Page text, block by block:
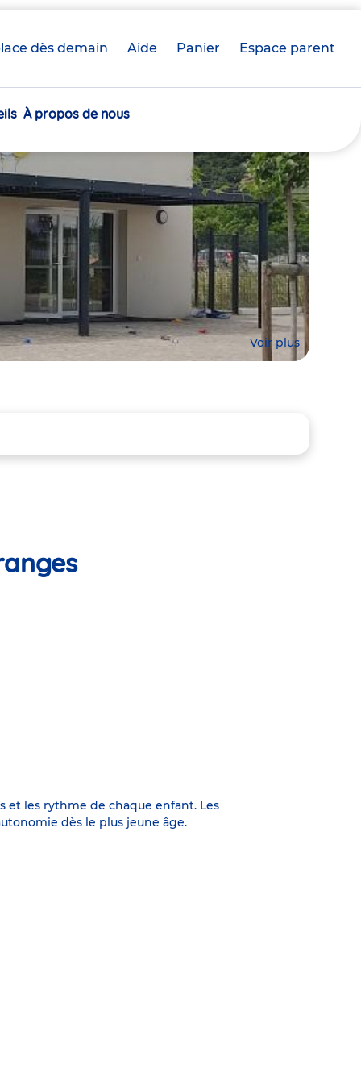
dès demain Aide Panier crèche(s)
Espace parent
À propos de nous
Voir plus
et les rythme de chaque enfant. Les
dès le plus jeune âge.